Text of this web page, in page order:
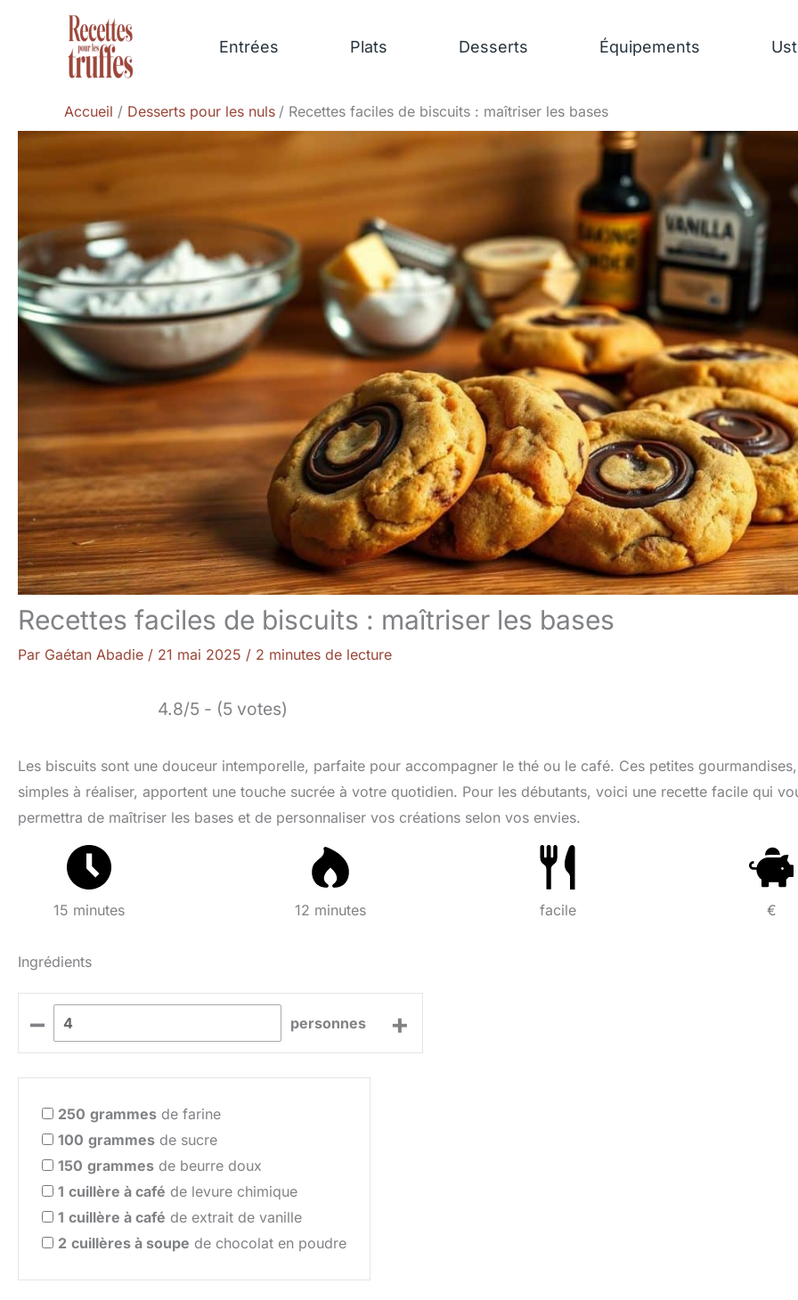
Entrées Plats Desserts Équipements
Accueil Desserts pour les nuls Recettes faciles de biscuits : maîtriser les bases
Recettes faciles de biscuits : maîtriser les bases
Par Gaétan Abadie / 21 mai 2025 / 2 minutes de lecture
4.8/5 - (5 votes)
Les biscuits sont une douceur intemporelle, parfaite pour accompagner le thé ou le café. Ces petites gourmandises,
simples à réaliser, apportent une touche sucrée à votre quotidien. Pour les débutants, voici une recette facile qui
permettra de maîtriser les bases et de personnaliser vos créations selon vos envies.
15 minutes 12 minutes facile €
Ingrédients
– personnes +
250 grammes de farine
100 grammes de sucre
150 grammes de beurre doux
1 cuillère à café de levure chimique
1 cuillère à café de extrait de vanille
2 cuillères à soupe de chocolat en poudre